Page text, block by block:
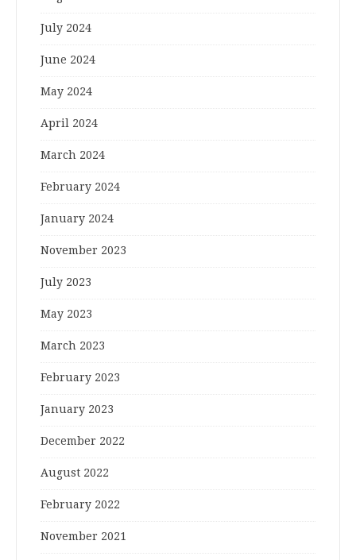
July 2024
June 2024
May 2024
April 2024
March 2024
February 2024
January 2024
November 2023
July 2023
May 2023
March 2023
February 2023
January 2023
December 2022
August 2022
February 2022
November 2021